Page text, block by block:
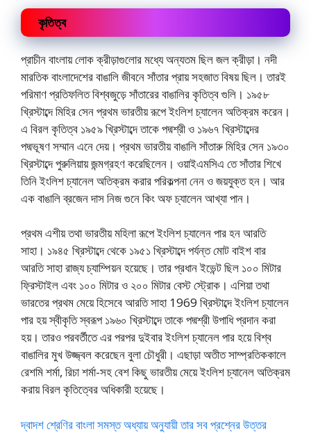
কৃতিত্ব
প্রাচীন বাংলায় লোক ক্রীড়াগুলোর মধ্যে অন্যতম ছিল জল ক্রীড়া। নদী
মারতিক বাংলাদেশের বাঙালি জীবনে সাঁতার প্রায় সহজাত বিষয় ছিল। তারই
পরিমাণ প্রতিফলিত বিশ্বজুড়ে সাঁতারের বাঙালির কৃতিত্ব গুলি। ১৯৫৮
খ্রিস্টাব্দে মিহির সেন প্রথম ভারতীয় রূপে ইংলিশ চ্যালেন অতিক্রম করেন।
এ বিরল কৃতিত্ব ১৯৫৯ খ্রিস্টাব্দে তাকে পদ্মশ্রী ও ১৯৬৭ খ্রিস্টাব্দের
পদ্মভূষণ সম্মান এনে দেয়। প্রথম ভারতীয় বাঙালি সাঁতারু মিহির সেন ১৯৩০
খ্রিস্টাব্দে পুরুলিয়ায় জন্মগ্রহণ করেছিলেন। ওয়াইএমসিএ তে সাঁতার শিখে
তিনি ইংলিশ চ্যানেল অতিক্রম করার পরিকল্পনা নেন ও জয়যুক্ত হন। আর
এক বাঙালি ব্রজেন দাস নিজ গুনে কিং অফ চ্যালেন আখ্যা পান।
প্রথম এশীয় তথা ভারতীয় মহিলা রূপে ইংলিশ চ্যালেন পার হন আরতি
সাহা। ১৯৪৫ খ্রিস্টাব্দে থেকে ১৯৫১ খ্রিস্টাব্দে পর্যন্ত মোট বাইশ বার
আরতি সাহা রাজ্য চ্যাম্পিয়ন হয়েছে। তার প্রধান ইভেন্ট ছিল ১০০ মিটার
ফ্রিস্টাইল এবং ১০০ মিটার ও ২০০ মিটার বেস্ট স্ট্রোক। এশিয়া তথা
ভারতের প্রথম মেয়ে হিসেবে আরতি সাহা 1969 খ্রিস্টাব্দে ইংলিশ চ্যালেন
পার হয় স্বীকৃতি স্বরূপ ১৯৬০ খ্রিস্টাব্দে তাকে পদ্মশ্রী উপাধি প্রদান করা
হয়। তারও পরবর্তীতে এর পরপর দুইবার ইংলিশ চ্যানেল পার হয়ে বিশ্ব
বাঙালির মুখ উজ্জ্বল করেছেন বুলা চৌধুরী। এছাড়া অতীত সাম্প্রতিককালে
রেশমি শর্মা, রিচা শর্মা-সহ বেশ কিছু ভারতীয় মেয়ে ইংলিশ চ্যানেল অতিক্রম
করায় বিরল কৃতিত্বের অধিকারী হয়েছে।
দ্বাদশ শ্রেণির বাংলা সমস্ত অধ্যায় অনুযায়ী তার সব প্রশ্নের উত্তর